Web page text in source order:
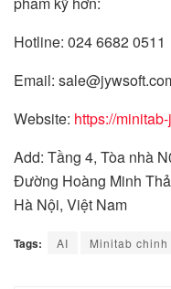
Hotline: 024 6682 0511
Email:
Website: https://
Add: Tầng 4, Tòa nhà
Đường Hoàng Minh
Hà Nội, Việt Nam
Tags: AI Minitab chinh